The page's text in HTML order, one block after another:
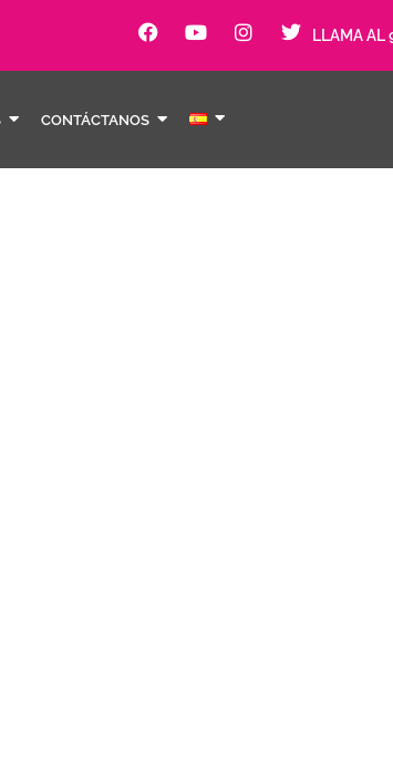
LLAMA AL
CONTÁCTANOS